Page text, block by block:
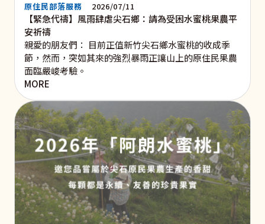
原住民部落服務 2026/07/11
【緊急代禱】風雨肆虐尖石鄉：請為受困水蜜桃果農平
安祈禱
親愛的朋友們： 目前正值新竹尖石鄉水蜜桃的收成季
節，然而，突如其來的強烈暴雨正讓山上的原住民果農
面臨嚴峻考驗。
MORE